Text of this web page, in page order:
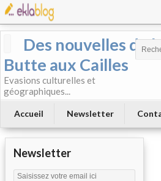
Des nouvelles de
Butte aux Cailles
Evasions culturelles et
géographiques...
Accueil Newsletter
Newsletter